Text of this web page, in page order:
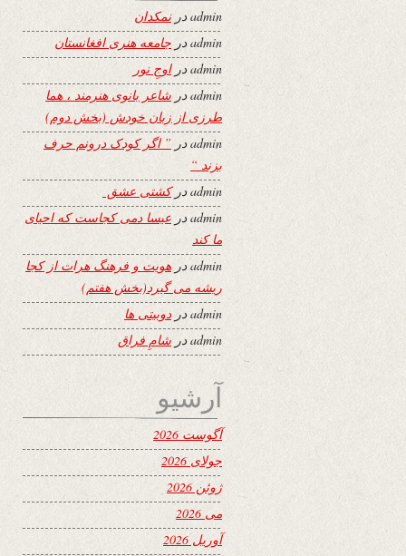
adminدرنمکدان
adminدر جامعه هنری افغانستان
adminدراوجِ نور
adminدر شاعر بانوی هنرمند ، هما
طرزی از زبان خودش (بخش دوم)
adminدر ” اگر کودک درونم حرف
بزند “
adminدرکشتی عشق
adminدر عیسا دمی کجاست که احیای
ما کند
adminدر هویت و فرهنگ هرات از کجا
ریشه می گیرد(بخش هفتم)
adminدردوبیتی ها
admin در شامِ فراق
آرشیو
آگوست 2026
جولای 2026
ژوئن 2026
می 2026
آوریل 2026